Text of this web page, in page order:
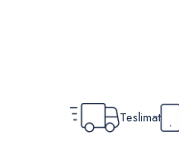
Teslimat